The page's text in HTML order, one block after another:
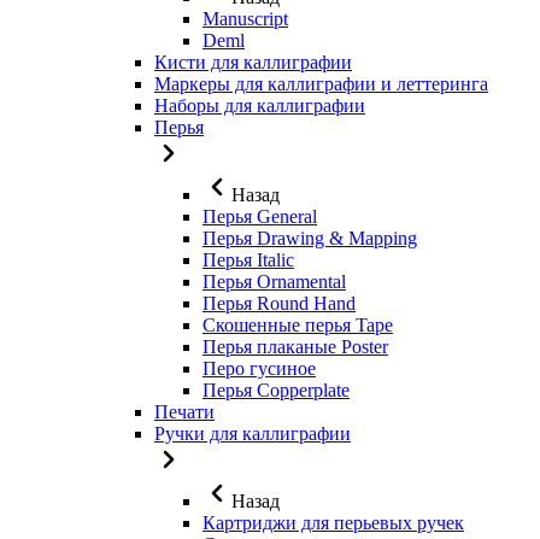
Manuscript
Deml
Кисти для каллиграфии
Маркеры для каллиграфии и леттеринга
Наборы для каллиграфии
Перья
Назад
Перья General
Перья Drawing & Mapping
Перья Italic
Перья Ornamental
Перья Round Hand
Скошенные перья Tape
Перья плаканые Poster
Перо гусиное
Перья Copperplate
Печати
Ручки для каллиграфии
Назад
Картриджи для перьевых ручек